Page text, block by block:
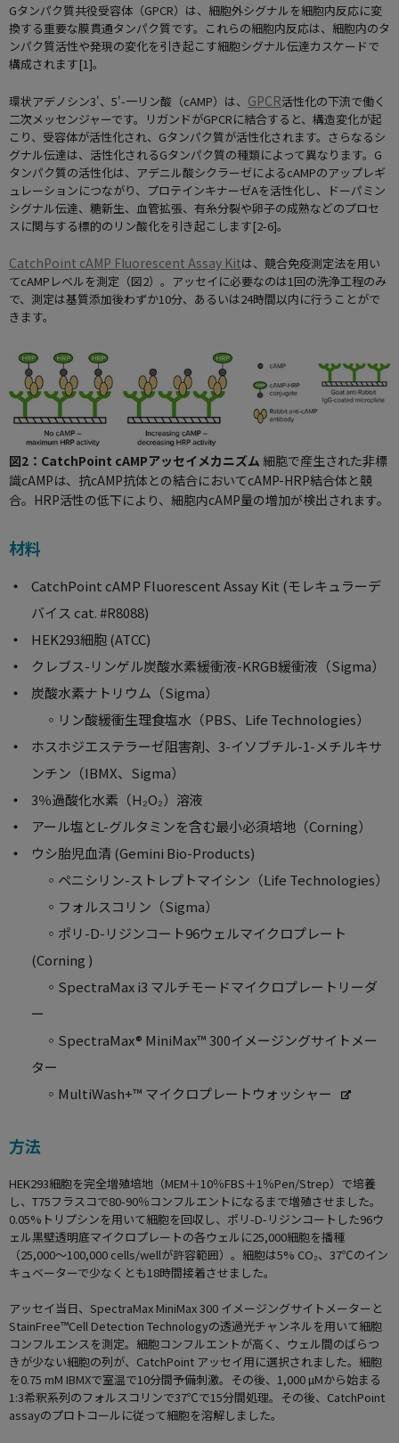
Gタンパク質共役受容体（GPCR）は、細胞外シグナルを細胞内反応に変
換する重要な膜貫通タンパク質です。これらの細胞内反応は、細胞内のタ
ンパク質活性や発現の変化を引き起こす細胞シグナル伝達カスケードで
構成されます[1]。
環状アデノシン3'、5'-一リン酸（cAMP）は、 GPCR活性化の下流で働く
二次メッセンジャーです。リガンドがGPCRに結合すると、構造変化が起
こり、受容体が活性化され、Gタンパク質が活性化されます。さらなるシ
グナル伝達は、活性化されるGタンパク質の種類によって異なります。G
タンパク質の活性化は、アデニル酸シクラーゼによるcAMPのアップレギ
ュレーションにつながり、プロテインキナーゼAを活性化し、ドーパミン
シグナル伝達、糖新生、血管拡張、有糸分裂や卵子の成熟などのプロセ
スに関与する標的のリン酸化を引き起こします[2-6]。
CatchPoint cAMP Fluorescent Assay Kitは、競合免疫測定法を用い
てcAMPレベルを測定（図2）。アッセイに必要なのは1回の洗浄工程のみ
で、測定は基質添加後わずか10分、あるいは24時間以内に行うことがで
きます。
図2：CatchPoint cAMPアッセイメカニズム 細胞で産生された非標
識cAMPは、抗cAMP抗体との結合においてcAMP-HRP結合体と競
合。HRP活性の低下により、細胞内cAMP量の増加が検出されます。
材料
CatchPoint cAMP Fluorescent Assay Kit (モレキュラーデ
バイス cat. #R8088)
HEK293細胞 (ATCC)
クレブス-リンゲル炭酸水素緩衝液-KRGB緩衝液（Sigma）
炭酸水素ナトリウム（Sigma）
◦リン酸緩衝生理食塩水（PBS、Life Technologies）
ホスホジエステラーゼ阻害剤、3-イソブチル-1-メチルキサ
ンチン（IBMX、Sigma）
3％過酸化水素（H₂O₂）溶液
アール塩とL-グルタミンを含む最小必須培地（Corning）
ウシ胎児血清 (Gemini Bio-Products)
◦ペニシリン-ストレプトマイシン（Life Technologies）
◦フォルスコリン（Sigma）
◦ポリ-D-リジンコート96ウェルマイクロプレート
(Corning )
◦SpectraMax i3 マルチモードマイクロプレートリーダ
ー
◦SpectraMax® MiniMax™ 300イメージングサイトメー
ター
◦MultiWash+™ マイクロプレートウォッシャー
方法
HEK293細胞を完全増殖培地（MEM＋10％FBS＋1％Pen/Strep）で培養
し、T75フラスコで80-90％コンフルエントになるまで増殖させました。
0.05%トリプシンを用いて細胞を回収し、ポリ-D-リジンコートした96ウ
ェル黒壁透明底マイクロプレートの各ウェルに25,000細胞を播種
（25,000～100,000 cells/wellが許容範囲）。細胞は5% CO₂、37℃のイン
キュベーターで少なくとも18時間接着させました。
アッセイ当日、SpectraMax MiniMax 300 イメージングサイトメーターと
StainFree™Cell Detection Technologyの透過光チャンネルを用いて細胞
コンフルエンスを測定。細胞コンフルエントが高く、ウェル間のばらつ
きが少ない細胞の列が、CatchPoint アッセイ用に選択されました。細胞
を0.75 mM IBMXで室温で10分間予備刺激。その後、1,000 µMから始まる
1:3希釈系列のフォルスコリンで37℃で15分間処理。その後、CatchPoint
assayのプロトコールに従って細胞を溶解しました。